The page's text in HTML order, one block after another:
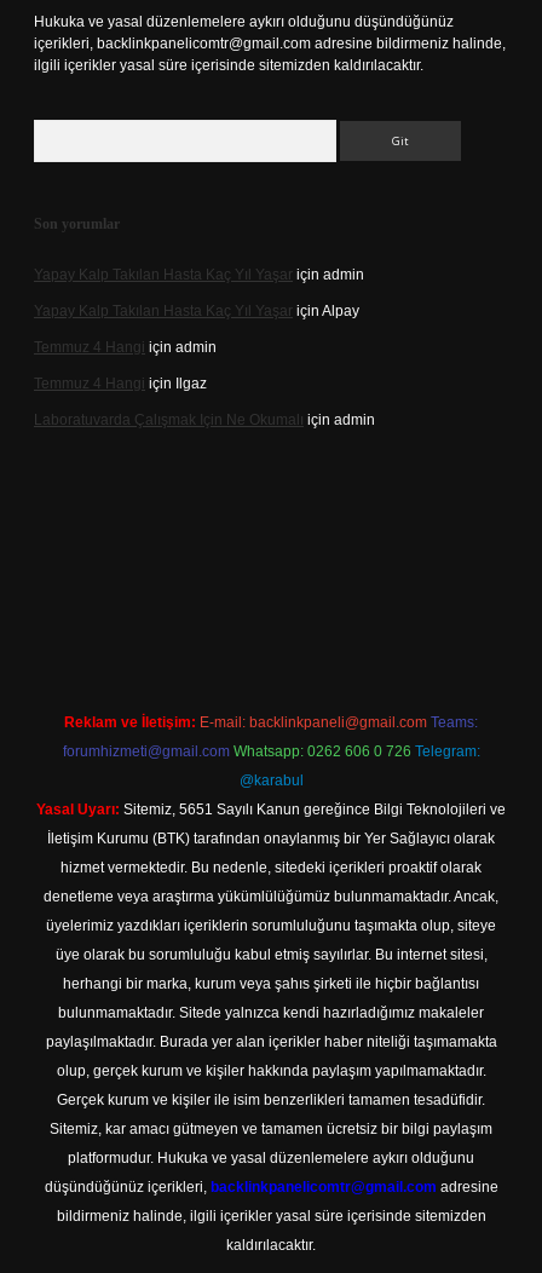
Hukuka ve yasal düzenlemelere aykırı olduğunu düşündüğünüz
içerikleri, backlinkpanelicomtr@gmail.com adresine bildirmeniz halinde,
ilgili içerikler yasal süre içerisinde sitemizden kaldırılacaktır.
Son yorumlar
Yapay Kalp Takılan Hasta Kaç Yıl Yaşar için admin
Yapay Kalp Takılan Hasta Kaç Yıl Yaşar için Alpay
Temmuz 4 Hangi için admin
Temmuz 4 Hangi için Ilgaz
Laboratuvarda Çalışmak Için Ne Okumalı için admin
Reklam ve İletişim: E-mail: backlinkpaneli@gmail.com Teams:
forumhizmeti@gmail.com Whatsapp: 0262 606 0 726 Telegram:
@karabul
Yasal Uyarı: Sitemiz, 5651 Sayılı Kanun gereğince Bilgi Teknolojileri ve
İletişim Kurumu (BTK) tarafından onaylanmış bir Yer Sağlayıcı olarak
hizmet vermektedir. Bu nedenle, sitedeki içerikleri proaktif olarak
denetleme veya araştırma yükümlülüğümüz bulunmamaktadır. Ancak,
üyelerimiz yazdıkları içeriklerin sorumluluğunu taşımakta olup, siteye
üye olarak bu sorumluluğu kabul etmiş sayılırlar. Bu internet sitesi,
herhangi bir marka, kurum veya şahıs şirketi ile hiçbir bağlantısı
bulunmamaktadır. Sitede yalnızca kendi hazırladığımız makaleler
paylaşılmaktadır. Burada yer alan içerikler haber niteliği taşımamakta
olup, gerçek kurum ve kişiler hakkında paylaşım yapılmamaktadır.
Gerçek kurum ve kişiler ile isim benzerlikleri tamamen tesadüfidir.
Sitemiz, kar amacı gütmeyen ve tamamen ücretsiz bir bilgi paylaşım
platformudur. Hukuka ve yasal düzenlemelere aykırı olduğunu
düşündüğünüz içerikleri, backlinkpanelicomtr@gmail.com adresine
bildirmeniz halinde, ilgili içerikler yasal süre içerisinde sitemizden
kaldırılacaktır.